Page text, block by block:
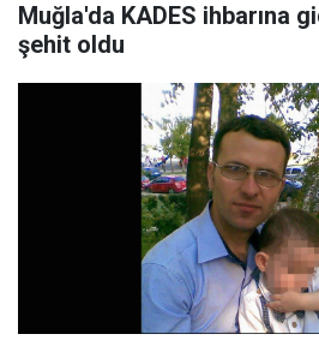
Muğla'da KADES ihbarına
şehit oldu